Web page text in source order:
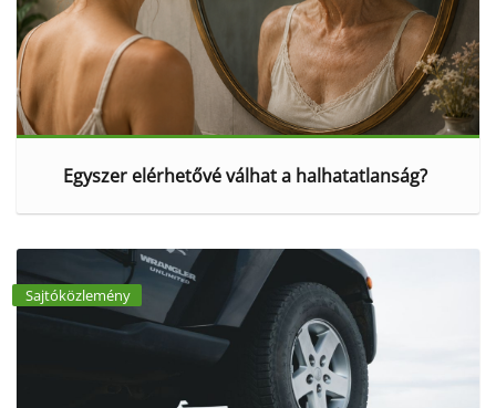
Egyszer elérhetővé válhat a halhatatlanság?
Sajtóközlemény